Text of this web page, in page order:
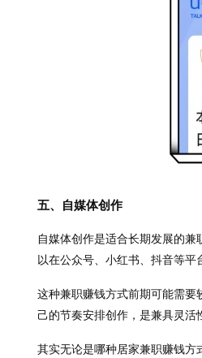
五、自媒体创作
自媒体创作是适合长期发展的
以在公众号、小红书、抖音等
这种兼职赚钱方式前期可能需
己的节奏安排创作，是兼具灵活
其实无论是哪种居家兼职赚钱方